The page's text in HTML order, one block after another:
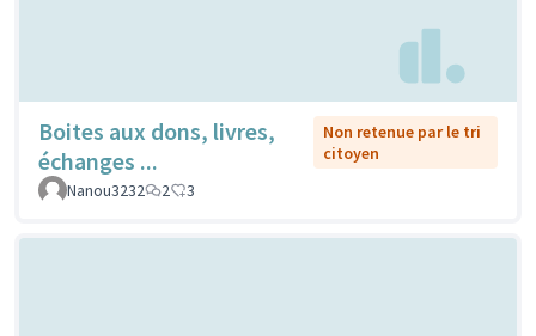
Boites aux dons, livres,
échanges ...
Non retenue par le tri
citoyen
Nanou3232
2 3